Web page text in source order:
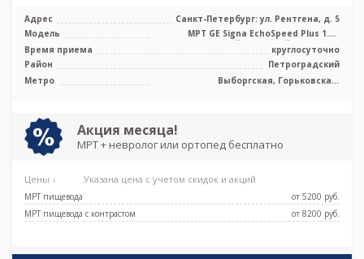
Адрес
Санкт-Петербург: ул. Рентгена, д. 5
Модель
МРТ GE Signa EchoSpeed Plus 1.5T
высокопольный закрытый тип, КТ GE
lig ...
Время приема
круглосуточно
Район
Петроградский
Метро
Выборгская, Горьковская,
Акция месяца!
МРТ + невролог или ортопед бесплатно
Цены ↓ Указана цена с учетом скидок и акций
МРТ пищевода
от 5200 pуб.
МРТ пищевода с контрастом
от 8200 pуб.